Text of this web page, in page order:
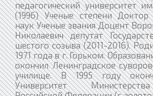
педагогический университет
(1996) Ученые степени Доктор
наук Ученые звания Доцент
Николаевич депутат
шестого созыва (2011-2016).
1971 года в г. Горьком.
окончил Ленинградское
училище. В 1995 году
Университет